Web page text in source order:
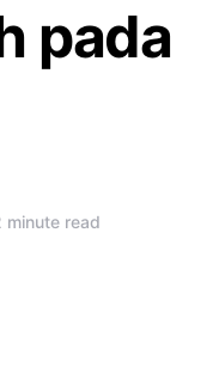
pada
minute read